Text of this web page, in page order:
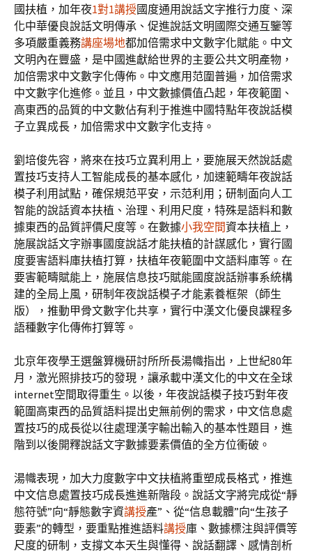
國扶植，加年夜1對1講授國度通用說話文字推行力度、深
化中華優良說話文明傳承、促進說話文明國際交通互鑒等
多項嚴重義務講座場地都加倍需求中文數字化賦能。中文
文明內在豐盛，是中國進獻給世界的主要公共文明產物，
加倍需求中文數字化傳佈。中文應用范圍普遍，加倍需求
中文數字化進修。並且，中文數據價值凸起，年夜範圍、
高東西的品質的中文數佔有利于推進中國特點年夜說話模
子立異成長，加倍需求中文數字化支持。
劉培俊先容，將來在技巧立異利用上，要施展天然說話處
置技巧支持人工智能成長的基本感化，加速範疇年夜說話
模子利用試點，確保規范平安，示范利用；研制面向人工
智能的說話資本扶植、治理、利用尺度，特殊是語料和數
據東西的品質評價尺度等。在數據小我空間資本扶植上，
施展說話文字辦事國度說話才能扶植的計謀感化，實行國
度要害語料庫扶植打算，扶植年夜範圍中文語料庫等。在
要害範疇賦能上，施展信息技巧賦能國度說話辦事系統構
建的全局上風，研制年夜說話模子才能素養框架（師生
版），推動甲骨文數字化共享，實行中漢文化優良課程多
語種數字化傳佈打算等。
北京年夜學王選盤算機研討所所長湯幟指出，上世紀80年
月，激光照排技巧的發現，讓承載中漢文化的中文在全球
internet空間取得重生。以後，年夜說話模子技巧對年夜
範圍高東西的品質語料提出史無前例的需求，中文信息處
置技巧的成長從以往處理漢字輸出輸入的基本性題目，進
階到以後開釋說話文字數據要素價值的全方位衝破。
湯幟表現，加大力度數字中文扶植將重塑成長格式，推進
中文信息處置技巧成長進進新階段。說話文字將完成從“靜
態符號”向“靜態數字資講授產”、從“信息載體”向“生孩子
要素”的轉型，要重點推進語料講授庫、數據標注與評價等
尺度的研制，支撐文本天生與懂得、說話翻譯、感情剖析